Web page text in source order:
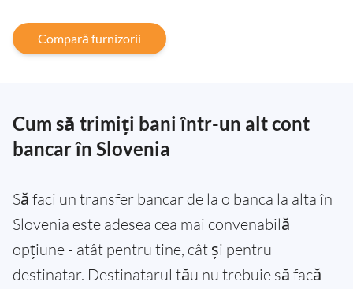
Compară furnizorii
Cum să trimiți bani într-un alt cont
bancar în Slovenia
Să faci un transfer bancar de la o banca la alta în
Slovenia este adesea cea mai convenabilă
opțiune - atât pentru tine, cât și pentru
destinatar. Destinatarul tău nu trebuie să facă